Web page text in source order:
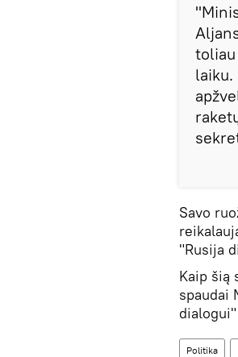
laiku.
Savo
"Rusija
Kaip šią
spaudai
Politika